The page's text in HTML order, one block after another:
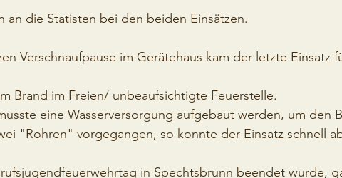
an die Statisten bei den beiden Einsätzen.
Verschnaufpause im Gerätehaus kam der letzte Einsatz
Brand im Freien/ unbeaufsichtigte Feuerstelle.
eine Wasserversorgung aufgebaut werden, um den
"Rohren" vorgegangen, so konnte der Einsatz schnell
in Spechtsbrunn beendet wurde,